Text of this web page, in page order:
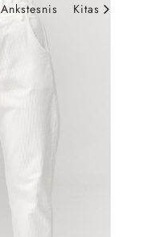
Ankstesnis Kitas